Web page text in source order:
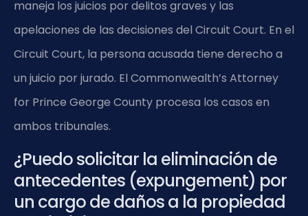
maneja los juicios por delitos graves y las
apelaciones de las decisiones del Circuit Court. En el
Circuit Court, la persona acusada tiene derecho a
un juicio por jurado. El Commonwealth’s Attorney
for Prince George County procesa los casos en
ambos tribunales.
¿Puedo solicitar la eliminación de
antecedentes (expungement) por
un cargo de daños a la propiedad